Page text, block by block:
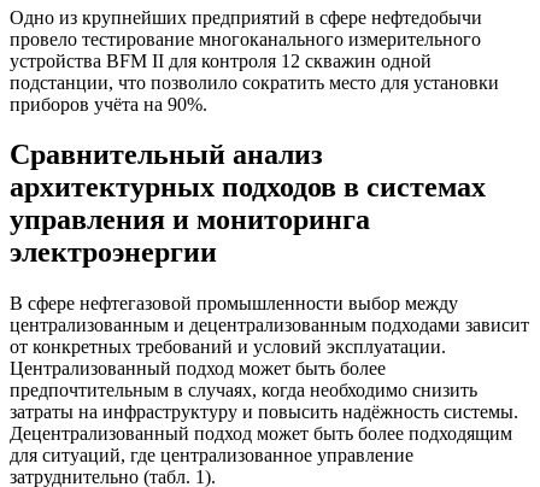
Одно из крупнейших предприятий в сфере нефтедобычи
провело тестирование многоканального измерительного
устройства BFM II для контроля 12 скважин одной
подстанции, что позволило сократить место для установки
приборов учёта на 90%.
Сравнительный анализ
архитектурных подходов в системах
управления и мониторинга
электроэнергии
В сфере нефтегазовой промышленности выбор между
централизованным и децентрализованным подходами зависит
от конкретных требований и условий эксплуатации.
Централизованный подход может быть более
предпочтительным в случаях, когда необходимо снизить
затраты на инфраструктуру и повысить надёжность системы.
Децентрализованный подход может быть более подходящим
для ситуаций, где централизованное управление
затруднительно (табл. 1).